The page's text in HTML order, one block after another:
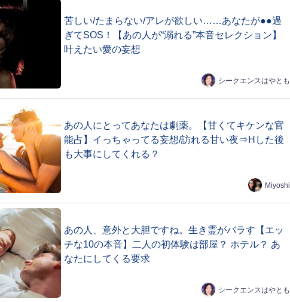
苦しい/たまらない/アレが欲しい……あなたが●●過
ぎてSOS！【あの人が“溺れる”本音セレクション】
叶えたい愛の妄想
シークエンスはやとも
あの人にとってあなたは劇薬。【甘くてキケンな官
能占】イっちゃってる妄想/訪れる甘い夜⇒Hした後
も大事にしてくれる？
Miyoshi
あの人、意外と大胆ですね。生き霊がバラす【エッ
チな10の本音】二人の初体験は部屋？ ホテル？ あ
なたにしてくる要求
シークエンスはやとも